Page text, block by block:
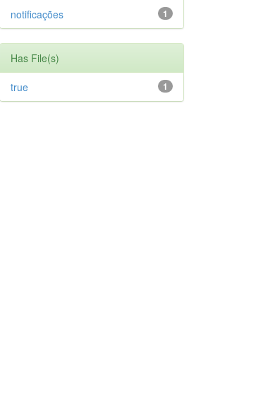
1
notificações
Has File(s)
1
true